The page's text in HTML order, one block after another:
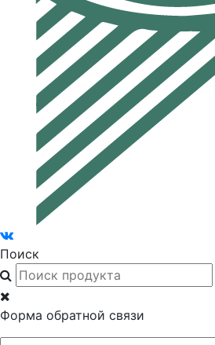
Поиск
Форма обратной связи